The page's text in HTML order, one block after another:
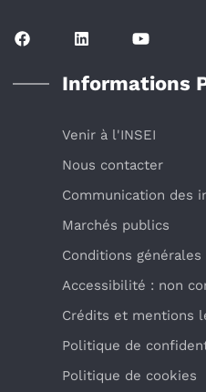
Informations
Venir à l'INSEI
Nous contacter
Communication des
Marchés publics
Conditions générales
Accessibilité : non
Crédits et mentions
Politique de
Politique de cookies